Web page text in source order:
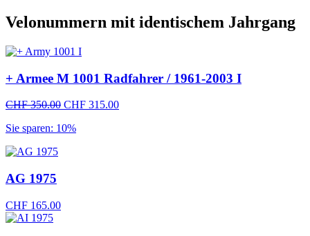
Velonummern mit identischem Jahrgang
+ Armee M 1001 Radfahrer / 1961-2003 I
CHF350.00 Ursprünglicher
war:
CHF 315.00Aktueller
Sie sparen: 10%
AG 1975
CHF 165.00